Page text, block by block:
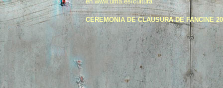
CEREMONIA DE CLAUSURA DE FANCINE